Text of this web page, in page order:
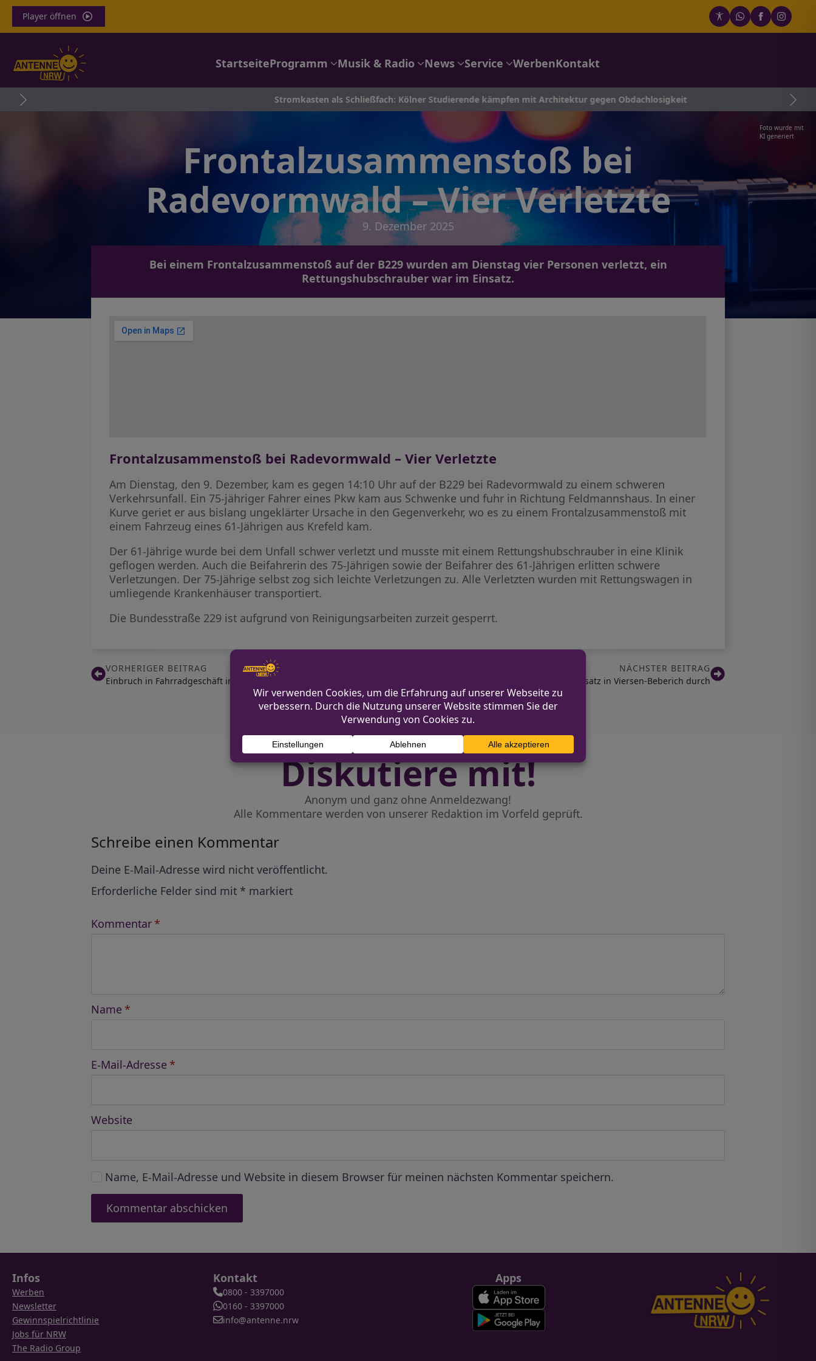
Player öffnen
StartseiteProgramm Musik & Radio News Service WerbenKontakt
Stromkasten als Schließfach: Kölner Studierende kämpfen mit Architektur gegen Obdachlosigkeit
Foto wurde mit
KI generiert
Frontalzusammenstoß bei
Radevormwald – Vier Verletzte
9. Dezember 2025
Bei einem Frontalzusammenstoß auf der B229 wurden am Dienstag vier Personen verletzt, ein
Rettungshubschrauber war im Einsatz.
Frontalzusammenstoß bei Radevormwald – Vier Verletzte
Am Dienstag, den 9. Dezember, kam es gegen 14:10 Uhr auf der B229 bei Radevormwald zu einem schweren
Verkehrsunfall. Ein 75-jähriger Fahrer eines Pkw kam aus Schwenke und fuhr in Richtung Feldmannshaus. In einer
Kurve geriet er aus bislang ungeklärter Ursache in den Gegenverkehr, wo es zu einem Frontalzusammenstoß mit
einem Fahrzeug eines 61-Jährigen aus Krefeld kam.
Der 61-Jährige wurde bei dem Unfall schwer verletzt und musste mit einem Rettungshubschrauber in eine Klinik
geflogen werden. Auch die Beifahrerin des 75-Jährigen sowie der Beifahrer des 61-Jährigen erlitten schwere
Verletzungen. Der 75-Jährige selbst zog sich leichte Verletzungen zu. Alle Verletzten wurden mit Rettungswagen in
umliegende Krankenhäuser transportiert.
Die Bundesstraße 229 ist aufgrund von Reinigungsarbeiten zurzeit gesperrt.
VORHERIGER BEITRAG
Einbruch in Fahrradgeschäft in Rösrath
NÄCHSTER BEITRAG
Polizei führt Einsatz in Viersen-Beberich durch
Diskutiere mit!
Anonym und ganz ohne Anmeldezwang!
Alle Kommentare werden von unserer Redaktion im Vorfeld geprüft.
Schreibe einen Kommentar
Deine E-Mail-Adresse wird nicht veröffentlicht.
Erforderliche Felder sind mit * markiert
Kommentar *
Name *
E-Mail-Adresse *
Website
Name, E-Mail-Adresse und Website in diesem Browser für meinen nächsten Kommentar speichern.
Infos
Werben
Newsletter
Gewinnspielrichtlinie
Jobs für NRW
The Radio Group
Kontakt
0800 - 3397000
0160 - 3397000
info@antenne.nrw
Apps